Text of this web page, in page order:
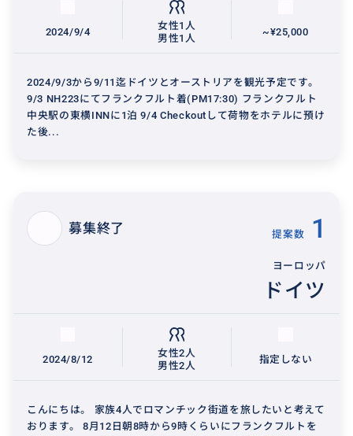
2024/9/4
女性1人
男性1人
~¥25,000
2024/9/3から9/11迄ドイツとオーストリアを観光予定です。
9/3 NH223にてフランクフルト着(PM17:30) フランクフルト
中央駅の東横INNに1泊 9/4 Checkoutして荷物をホテルに預け
た後...
募集終了 提案数 1
ヨーロッパ
ドイツ
2024/8/12
女性2人
男性2人
指定しない
こんにちは。 家族4人でロマンチック街道を旅したいと考えて
おります。 8月12日朝8時から9時くらいにフランクフルトを